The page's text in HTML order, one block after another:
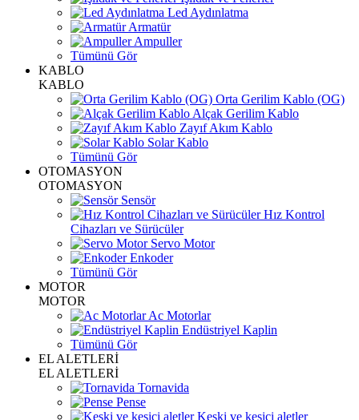
Led Aydınlatma
Armatür
Ampuller
Tümünü Gör
KABLO
KABLO
Orta Gerilim Kablo (OG)
Alçak Gerilim Kablo
Zayıf Akım Kablo
Solar Kablo
Tümünü Gör
OTOMASYON
OTOMASYON
Sensör
Hız Kontrol
Cihazları ve Sürücüler
Servo Motor
Enkoder
Tümünü Gör
MOTOR
MOTOR
Ac Motorlar
Endüstriyel Kaplin
Tümünü Gör
EL ALETLERİ
EL ALETLERİ
Tornavida
Pense
Keski ve kesici aletler